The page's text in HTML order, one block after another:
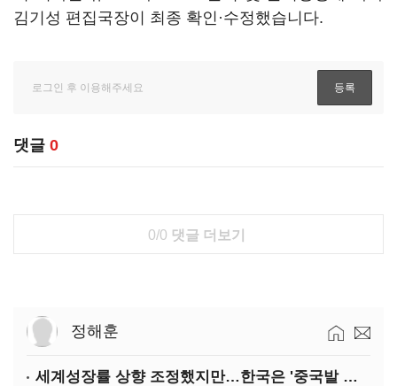
김기성 편집국장이 최종 확인·수정했습니다.
댓글 0
0/0 댓글 더보기
정해훈
세계성장률 상향 조정했지만…한국은 '중국발 살얼음판'